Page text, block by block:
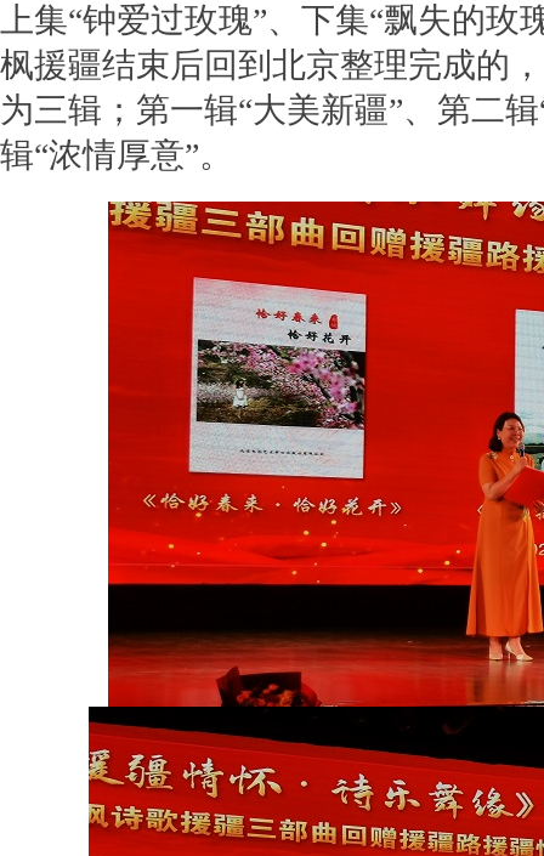
上集“钟爱过玫瑰”、下集“飘失的玫
枫援疆结束后回到北京整理完成的
为三辑；第一辑“大美新疆”、第二
辑“浓情厚意”。